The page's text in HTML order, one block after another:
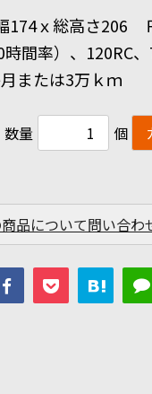
174ｘ総高さ206
間率）、120RC、
または3万ｋｍ
数量 個
品について問い合わ